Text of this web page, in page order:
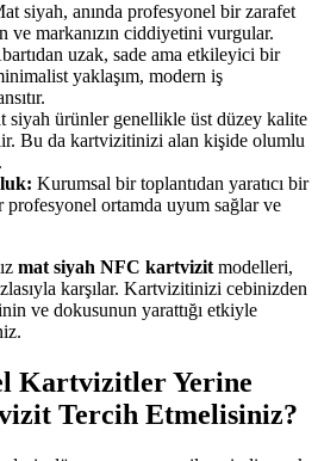
siyah, anında profesyonel bir zarafet
ve markanızın ciddiyetini vurgular.
uzak, sade ama etkileyici bir
yaklaşım, modern iş
siyah ürünler genellikle üst düzey kalite
Bu da kartvizitinizi alan kişide olumlu
Kurumsal bir toplantıdan yaratıcı bir
profesyonel ortamda uyum sağlar ve
mat siyah NFC kartvizit modelleri,
karşılar. Kartvizitinizi cebinizden
ve dokusunun yarattığı etkiyle
Kartvizitler Yerine
Tercih Etmelisiniz?